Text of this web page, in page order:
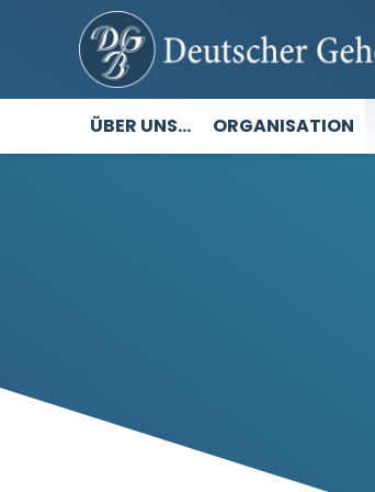
ÜBER UNS… ORGANISATION